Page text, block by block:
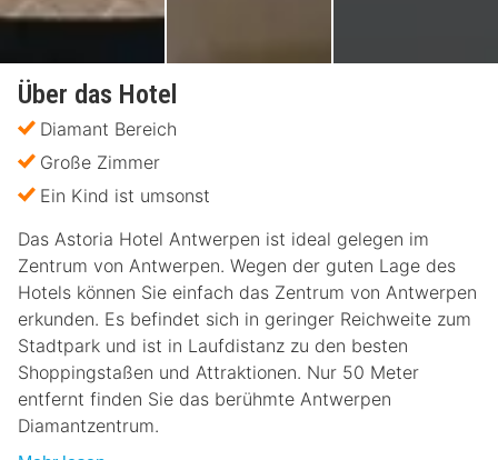
Über das Hotel
Diamant Bereich
Große Zimmer
Ein Kind ist umsonst
Das Astoria Hotel Antwerpen ist ideal gelegen im
Zentrum von Antwerpen. Wegen der guten Lage des
Hotels können Sie einfach das Zentrum von Antwerpen
erkunden. Es befindet sich in geringer Reichweite zum
Stadtpark und ist in Laufdistanz zu den besten
Shoppingstaßen und Attraktionen. Nur 50 Meter
entfernt finden Sie das berühmte Antwerpen
Diamantzentrum.